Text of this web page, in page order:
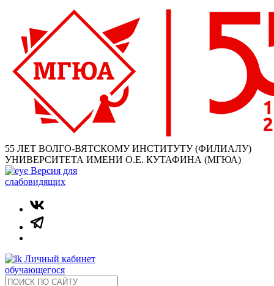
55 ЛЕТ ВОЛГО-ВЯТСКОМУ ИНСТИТУТУ (ФИЛИАЛУ)
УНИВЕРСИТЕТА ИМЕНИ О.Е. КУТАФИНА (МГЮА)
Версия для
слабовидящих
Личный кабинет
обучающегося